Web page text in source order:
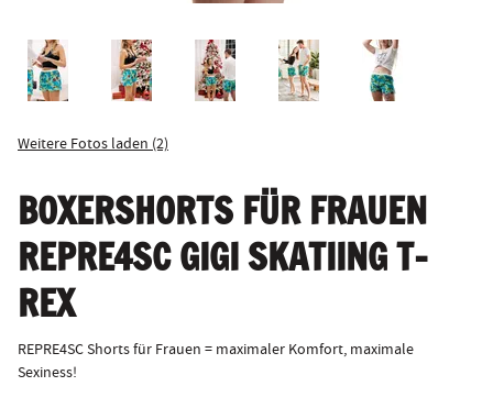
Weitere Fotos laden (2)
BOXERSHORTS FÜR FRAUEN
REPRE4SC GIGI SKATIING T-
REX
REPRE4SC Shorts für Frauen = maximaler Komfort, maximale
Sexiness!